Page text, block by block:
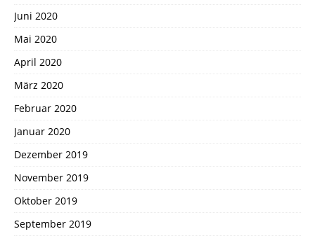
Juni 2020
Mai 2020
April 2020
März 2020
Februar 2020
Januar 2020
Dezember 2019
November 2019
Oktober 2019
September 2019